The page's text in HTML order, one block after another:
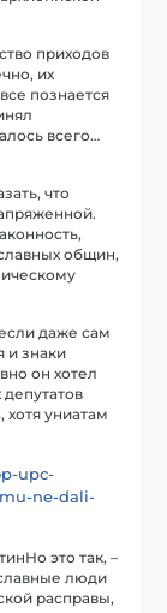
приходов
их
познается
всего…
что
общин,
даже сам
и знаки
он хотел
хотя униатам
upc-
ne-dali-
это так, –
люди
расправы,